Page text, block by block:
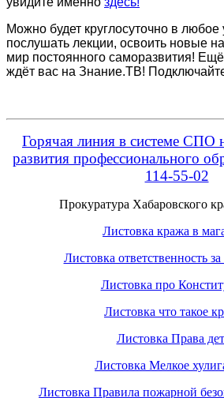
Можно будет круглосуточно в
послушать лекции, освоить новые
мир постоянного саморазвития!
ждёт вас на Знание.ТВ!
Горячая линия в системе СПО
развития профессионального
114-55-02
Прокуратура Хабаровского
Листовка кража в
Листовка ответственность
Листовка про
Листовка что такое
Листовка Права
Листовка Мелкое
Листовка Правила пожарной